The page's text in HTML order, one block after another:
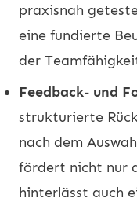
praxisnah
eine fundierte
der
Feedback- und
strukturierte
nach dem
fördert nicht nur
hinterlässt auch